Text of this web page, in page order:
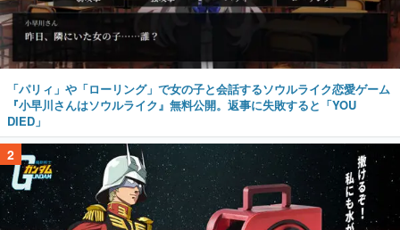
「パリィ」や「ローリング」で女の子と会話するソウルライク恋愛ゲーム
『小早川さんはソウルライク』無料公開。返事に失敗すると「YOU
DIED」
2